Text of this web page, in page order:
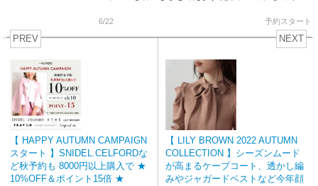
6/22 予約スタート
PREV
【 HAPPY AUTUMN CAMPAIGN
スタート 】SNIDEL.CELFORDな
ど秋予約も 8000円以上購入で ★
10%OFF＆ポイント15倍 ★
NEXT
【 LILY BROWN 2022 AUTUMN
COLLECTION 】シーズンムード
が高まるケープコート、透かし編
みやジャガードベストなど今年顔